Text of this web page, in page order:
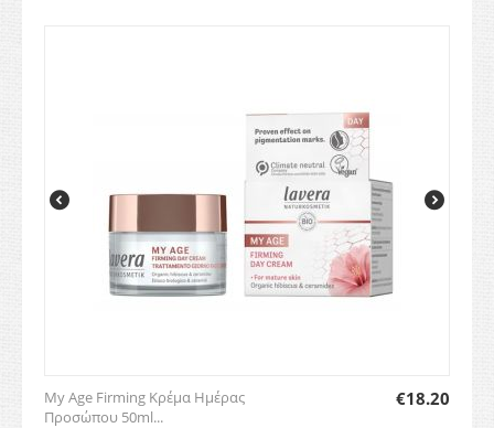
My Age Firming Κρέμα Ημέρας
Προσώπου 50ml...
€18.20